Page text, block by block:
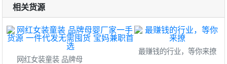
相关货源
网红女装童装 品牌母
最赚钱的行业，等你来撩